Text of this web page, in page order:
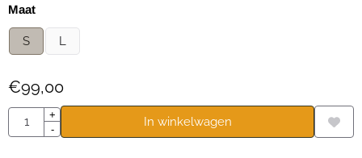
Maak een keuze voor
Maat
S L
€99,00
Aantal
+
-
In winkelwagen